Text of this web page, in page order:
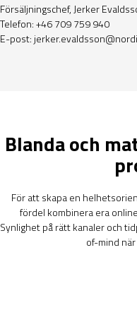
Försäljningschef, Jerker
Telefon: +46 709 759 940
E-post:
Blanda och
För att skapa en
fördel kombinera era
Synlighet på rätt kanaler och
of-mind